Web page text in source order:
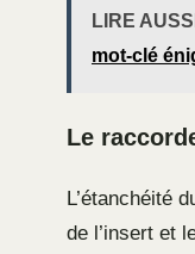
LIRE AUSSI
mot-clé
Le
L’étanchéité
de l’insert et